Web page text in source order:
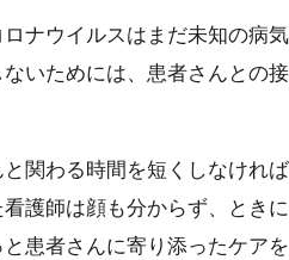
ナウイルスはまだ未知の病
いためには、患者さんとの
関わる時間を短くしなけれ
護師は顔も分からず、とき
患者さんに寄り添ったケア